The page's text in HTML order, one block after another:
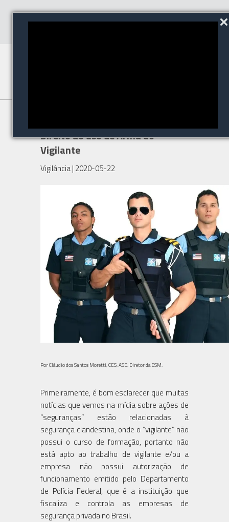
Direito ao uso de Arma do
Vigilante
Vigilância| 2020-05-22
Por Cláudio dos Santos Moretti, CES, ASE. Diretor da CSM.
Primeiramente, é bom esclarecer que muitas
notícias que vemos na mídia sobre ações de
“seguranças” estão relacionadas à
segurança clandestina, onde o “vigilante” não
possui o curso de formação, portanto não
está apto ao trabalho de vigilante e/ou a
empresa não possui autorização de
funcionamento emitido pelo Departamento
de Polícia Federal, que é a instituição que
fiscaliza e controla as empresas de
segurança privada no Brasil.